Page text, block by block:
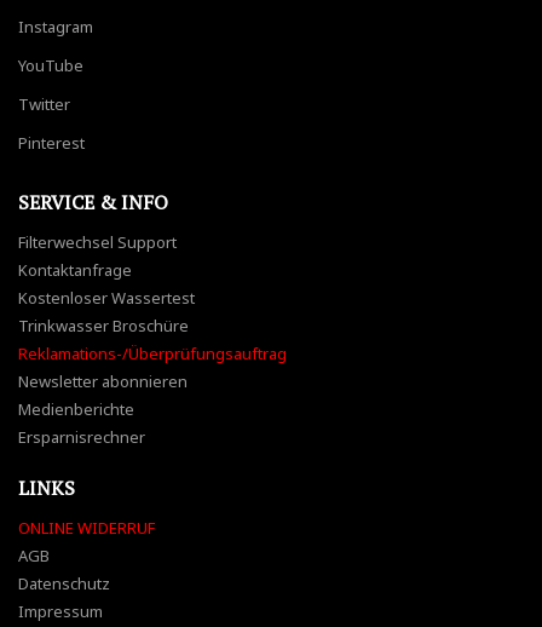
Instagram
YouTube
Twitter
Pinterest
SERVICE & INFO
Filterwechsel Support
Kontaktanfrage
Kostenloser Wassertest
Trinkwasser Broschüre
Reklamations-/Überprüfungsauftrag
Newsletter abonnieren
Medienberichte
Ersparnisrechner
LINKS
ONLINE WIDERRUF
AGB
Datenschutz
Impressum